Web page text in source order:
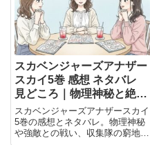
スカベンジャーズアナザー
スカイ5巻 感想 ネタバレ
見どころ｜物理神秘と絶望
的状況が刺さる一冊
スカベンジャーズアナザースカイ
5巻の感想とネタバレ。物理神秘
や強敵との戦い、収集隊の窮地な